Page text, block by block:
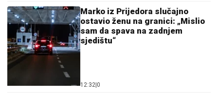
Marko iz Prijedora slučajno
ostavio ženu na granici: „Mislio
sam da spava na zadnjem
sjedištu“
12:32 0